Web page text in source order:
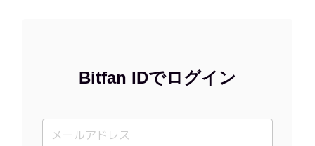
Bitfan IDでログイン